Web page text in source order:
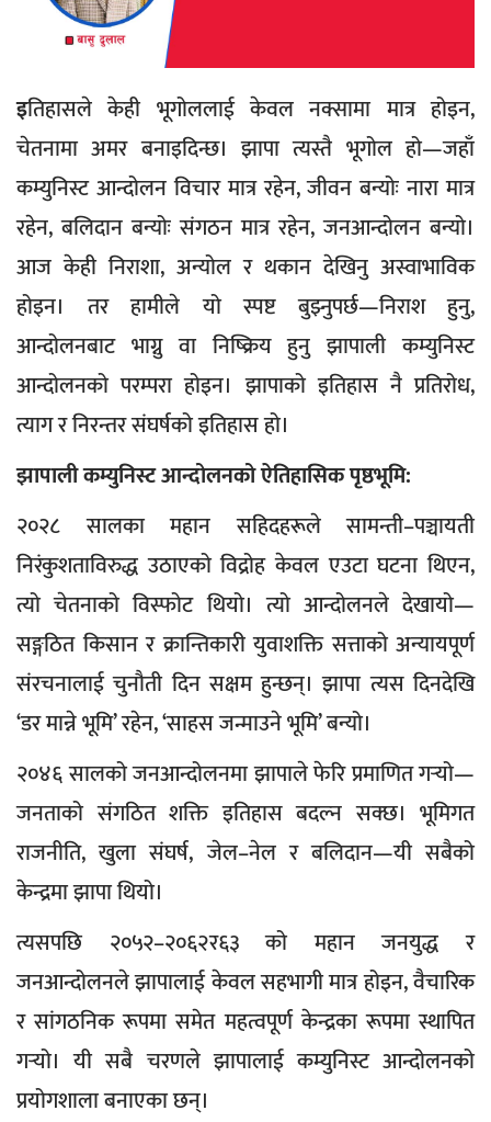
इतिहासले केही भूगोललाई केवल नक्सामा मात्र होइन,
चेतनामा अमर बनाइदिन्छ। झापा त्यस्तै भूगोल हो—जहाँ
कम्युनिस्ट आन्दोलन विचार मात्र रहेन, जीवन बन्योः नारा मात्र
रहेन, बलिदान बन्योः संगठन मात्र रहेन, जनआन्दोलन बन्यो।
आज केही निराशा, अन्योल र थकान देखिनु अस्वाभाविक
होइन। तर हामीले यो स्पष्ट बुझ्नुपर्छ—निराश हुनु,
आन्दोलनबाट भाग्नु वा निष्क्रिय हुनु झापाली कम्युनिस्ट
आन्दोलनको परम्परा होइन। झापाको इतिहास नै प्रतिरोध,
त्याग र निरन्तर संघर्षको इतिहास हो।
झापाली कम्युनिस्ट आन्दोलनको ऐतिहासिक पृष्ठभूमि:
२०२८ सालका महान सहिदहरूले सामन्ती–पञ्चायती
निरंकुशताविरुद्ध उठाएको विद्रोह केवल एउटा घटना थिएन,
त्यो चेतनाको विस्फोट थियो। त्यो आन्दोलनले देखायो—
सङ्गठित किसान र क्रान्तिकारी युवाशक्ति सत्ताको अन्यायपूर्ण
संरचनालाई चुनौती दिन सक्षम हुन्छन्। झापा त्यस दिनदेखि
‘डर मान्ने भूमि’ रहेन, ‘साहस जन्माउने भूमि’ बन्यो।
२०४६ सालको जनआन्दोलनमा झापाले फेरि प्रमाणित गर्‍यो—
जनताको संगठित शक्ति इतिहास बदल्न सक्छ। भूमिगत
राजनीति, खुला संघर्ष, जेल–नेल र बलिदान—यी सबैको
केन्द्रमा झापा थियो।
त्यसपछि २०५२–२०६२र६३ को महान जनयुद्ध र
जनआन्दोलनले झापालाई केवल सहभागी मात्र होइन, वैचारिक
र सांगठनिक रूपमा समेत महत्वपूर्ण केन्द्रका रूपमा स्थापित
गर्‍यो। यी सबै चरणले झापालाई कम्युनिस्ट आन्दोलनको
प्रयोगशाला बनाएका छन्।